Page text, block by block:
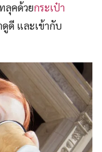
ลุคด้วยกระเป๋า
ดี และเข้ากับ